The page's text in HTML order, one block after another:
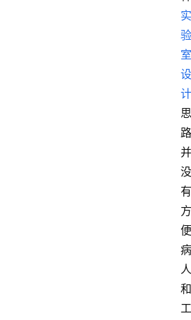
实
验
室
设
计
思
路
并
没
有
方
便
病
人
和
工